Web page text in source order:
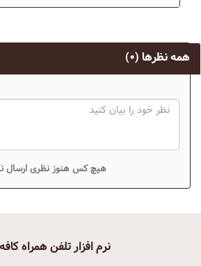
همه نظرها (۰)
هیچ کس هنوز نظری ارسال
نرم افزار تلفن همراه